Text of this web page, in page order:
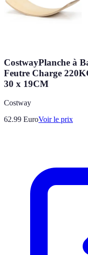
CostwayPlanche à
Feutre Charge
30 x 19CM
Costway
62.99 EuroVoir le prix